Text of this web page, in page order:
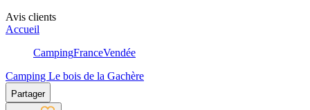
Avis clients
Accueil
CampingFranceVendée
Camping Le bois de la Gachère
Partager